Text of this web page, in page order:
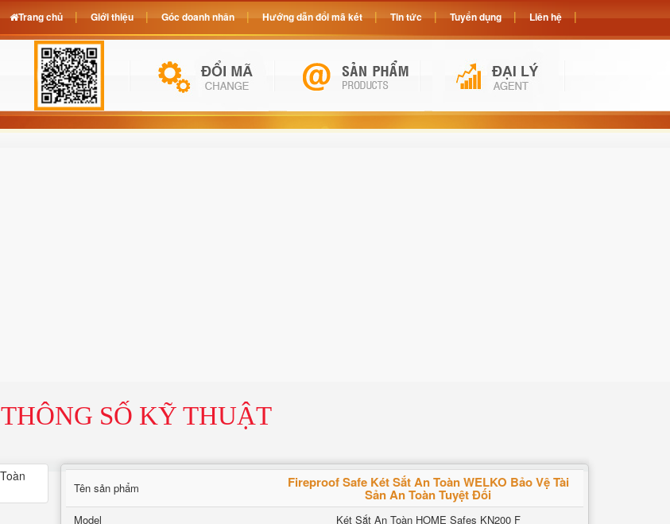
THÔNG SỐ KỸ THUẬT
Tên sản phẩm Fireproof Safe Két Sắt An Toàn WELKO Bảo Vệ Tài
Sản An Toàn Tuyệt Đối
Model
Két Sắt An Toàn HOME Safes KN200 F
Trang chủ Giới thiệu Góc doanh nhân Hướng dẫn đổi mã két Tin tức Tuyển dụng Liên hệ